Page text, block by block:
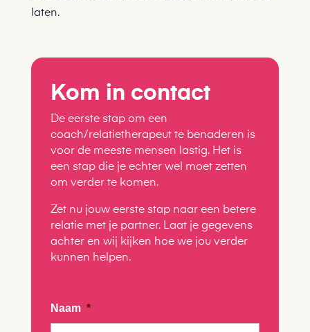
laten.
Kom in contact
De eerste stap om een
coach/relatietherapeut te benaderen is
voor de meeste mensen lastig. Het is
een stap die je echter wel moet zetten
om verder te komen.
Zet nu jouw eerste stap naar een betere
relatie met je partner. Laat je gegevens
achter en wij kijken hoe we jou verder
kunnen helpen.
Naam *